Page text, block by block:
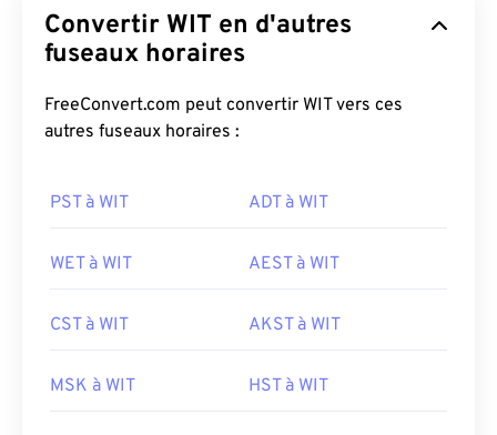
Convertir WIT en d'autres
fuseaux horaires
FreeConvert.com peut convertir WIT vers ces
autres fuseaux horaires :
PST à WIT ADT à WIT
WET à WIT AEST à WIT
CST à WIT AKST à WIT
MSK à WIT HST à WIT